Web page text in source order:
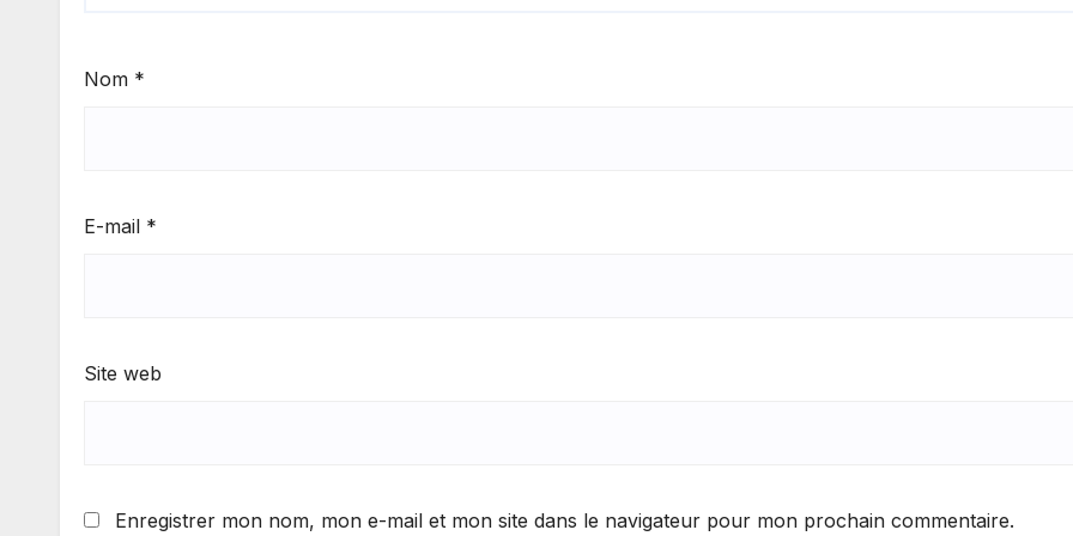
Nom *
E-mail *
Site web
Enregistrer mon nom, mon e-mail et mon site dans le navigateur pour mon prochain commentaire.